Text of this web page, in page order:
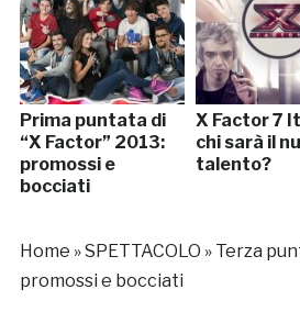
Prima puntata di
“X Factor” 2013:
promossi e
bocciati
X Factor 7
chi sarà il
talento?
Home »SPETTACOLO » Terza
promossi e bocciati